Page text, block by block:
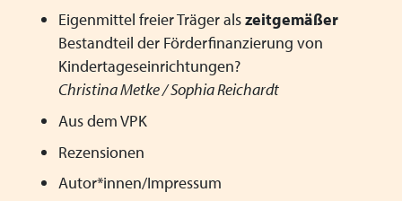
Eigenmittel freier Träger alszeitgemäßer
Bestandteil der Förderfinanzierung von
Kindertageseinrichtungen?
Christina Metke / Sophia Reichardt
Aus dem VPK
Rezensionen
Autor*innen/Impressum